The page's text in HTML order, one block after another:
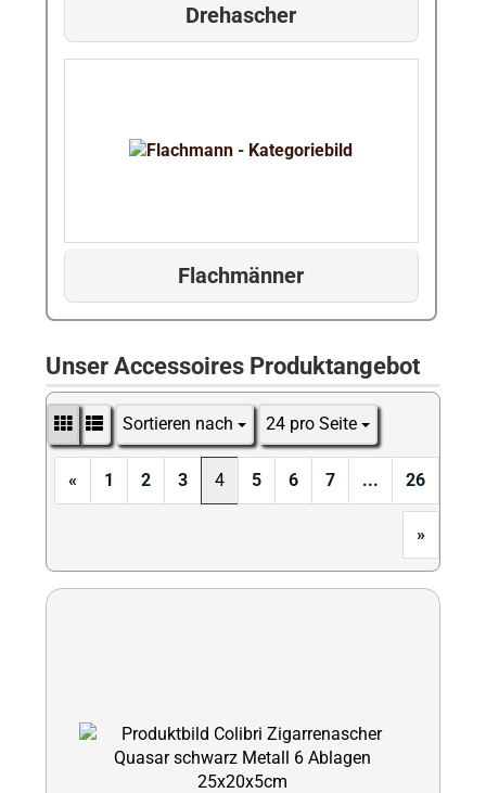
Drehascher
Flachmänner
Unser Accessoires Produktangebot
Sortieren nach
Sortieren nach 24 pro Seite
pro Seite
« 1 2 3 4 5 6 7 ... 26
»